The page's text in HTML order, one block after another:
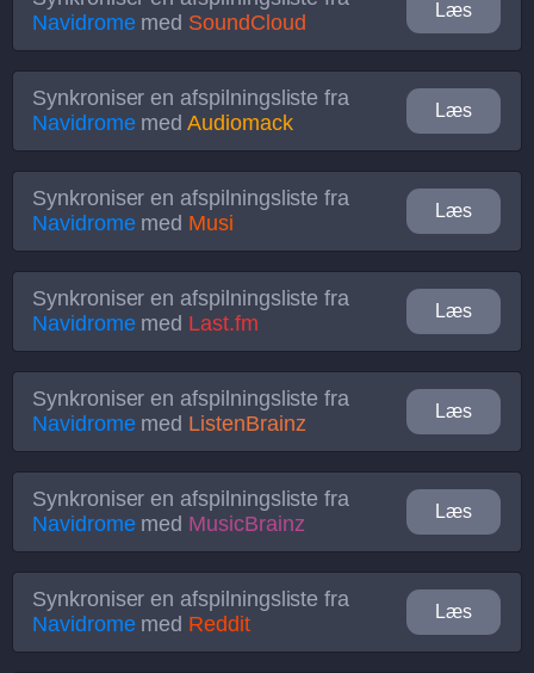
Navidromemed SoundCloud
Læs
Synkroniser en afspilningsliste fra
NavidromemedAudiomack
Læs
Synkroniser en afspilningsliste fra
Navidromemed Musi
Læs
Synkroniser en afspilningsliste fra
Navidromemed Last.fm
Læs
Synkroniser en afspilningsliste fra
Navidromemed ListenBrainz
Læs
Synkroniser en afspilningsliste fra
Navidromemed MusicBrainz
Læs
Synkroniser en afspilningsliste fra
Navidromemed Reddit
Læs